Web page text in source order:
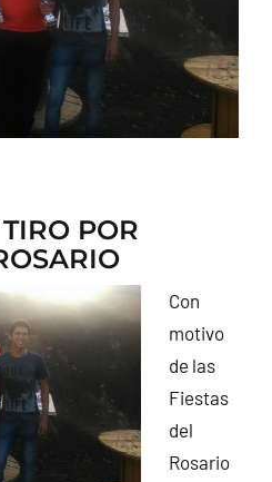
POR
Con
motivo
de las
Fiestas
del
Rosario